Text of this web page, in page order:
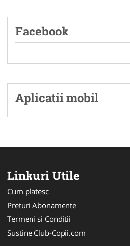
Facebook
Aplicatii mobil
Linkuri Utile
Cum platesc
Preturi Abonamente
Termeni si Conditii
Sustine Club-Copii.com